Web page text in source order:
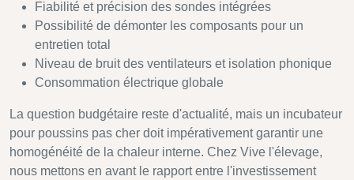
Fiabilité et précision des sondes intégrées
Possibilité de démonter les composants pour un
entretien total
Niveau de bruit des ventilateurs et isolation phonique
Consommation électrique globale
La question budgétaire reste d'actualité, mais un incubateur
pour poussins pas cher doit impérativement garantir une
homogénéité de la chaleur interne. Chez Vive l'élevage,
nous mettons en avant le rapport entre l'investissement